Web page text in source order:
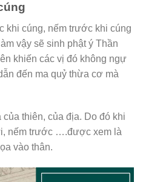
khi cúng, nếm trước khi cúng
vậy sẽ sinh phật ý Thần
khiến các vị đó không ngự
đến ma quỷ thừa cơ mà
thiên, của địa. Do đó khi
nếm trước ….được xem là
vào thân.